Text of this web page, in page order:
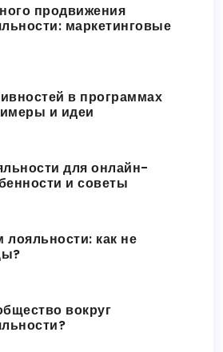
продвижения
маркетинговые
в программах
и идеи
для онлайн-
и советы
лояльности: как не
вокруг